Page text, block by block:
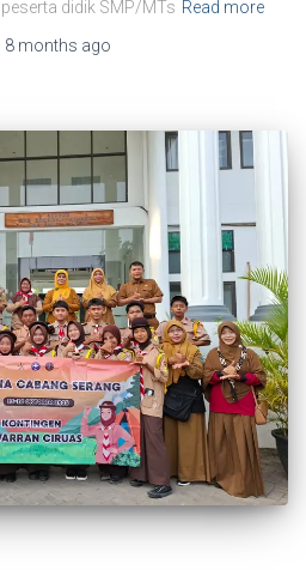
didik SMP/MTs Read more
8 months ago